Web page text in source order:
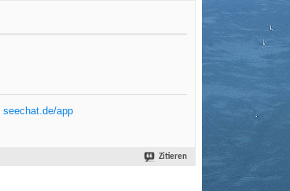
seechat.de/app
Zitieren